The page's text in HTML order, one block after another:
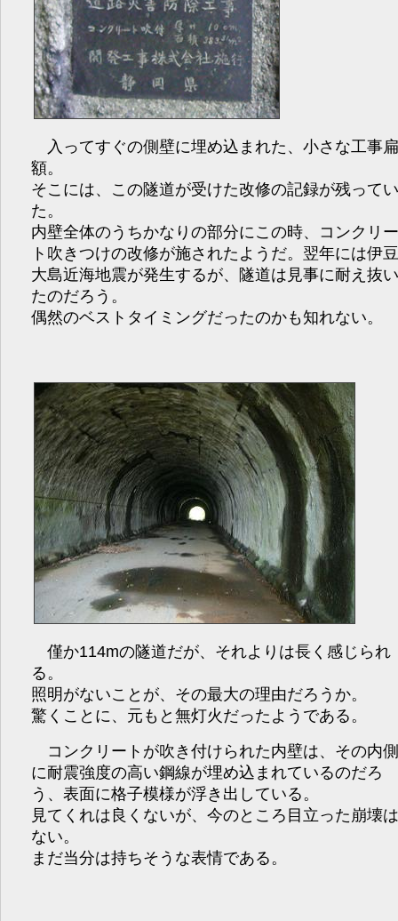
入ってすぐの側壁に埋め込まれた、小さな工事
額。
そこには、この隧道が受けた改修の記録が残って
た。
内壁全体のうちかなりの部分にこの時、コンクリ
ト吹きつけの改修が施されたようだ。翌年には伊
大島近海地震が発生するが、隧道は見事に耐え抜
たのだろう。
偶然のベストタイミングだったのかも知れない。
僅か114mの隧道だが、それよりは長く感じられ
る。
照明がないことが、その最大の理由だろうか。
驚くことに、元もと無灯火だったようである。
コンクリートが吹き付けられた内壁は、その内
に耐震強度の高い鋼線が埋め込まれているのだろ
う、表面に格子模様が浮き出している。
見てくれは良くないが、今のところ目立った崩壊
ない。
まだ当分は持ちそうな表情である。